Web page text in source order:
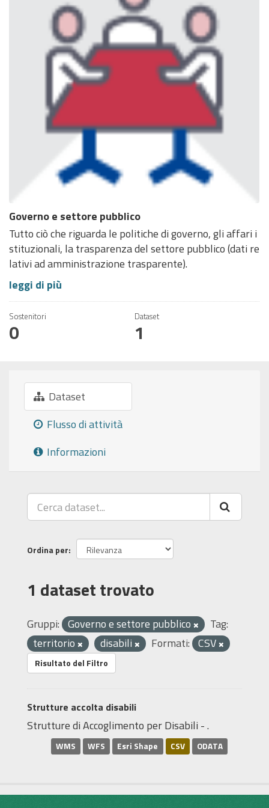
Governo e settore pubblico
Tutto ciò che riguarda le politiche di governo, gli affari i
stituzionali, la trasparenza del settore pubblico (dati re
lativi ad amministrazione trasparente).
leggi di più
Sostenitori
0
Dataset
1
Dataset
Flusso di attività
Informazioni
Ordina per
1 dataset trovato
Gruppi: Governo e settore pubblico
Tag:
territorio
disabili Formati: CSV
Risultato del Filtro
Strutture accolta disabili
Strutture di Accoglimento per Disabili - .
WMS WFS Esri Shape CSV ODATA